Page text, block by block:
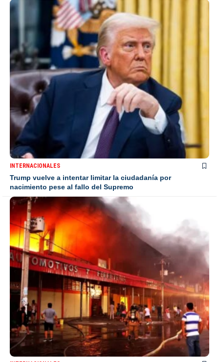
INTERNACIONALES
Trump vuelve a intentar limitar la ciudadanía por
nacimiento pese al fallo del Supremo